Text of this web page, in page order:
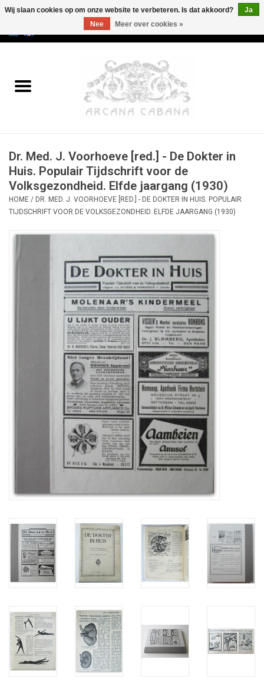
Oud & Zeldzaam
Erotica
Curiosa
Dr. Med. J. Voorhoeve [red.] - De Dokter in
Huis. Populair Tijdschrift voor de
Volksgezondheid. Elfde jaargang (1930)
HOME / DR. MED. J. VOORHOEVE [RED.] - DE DOKTER IN HUIS. POPULAIR
TIJDSCHRIFT VOOR DE VOLKSGEZONDHEID. ELFDE JAARGANG (1930)
Wij slaan cookies op om onze website te verbeteren. Is dat akkoord?
Ja
Nee
Meer over cookies »